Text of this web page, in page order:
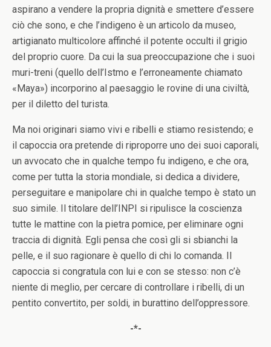
aspirano a vendere la propria dignità e smettere d’essere
ciò che sono, e che l’indigeno è un articolo da museo,
artigianato multicolore affinché il potente occulti il grigio
del proprio cuore. Da cui la sua preoccupazione che i suoi
muri-treni (quello dell’Istmo e l’erroneamente chiamato
«Maya») incorporino al paesaggio le rovine di una civiltà,
per il diletto del turista.
Ma noi originari siamo vivi e ribelli e stiamo resistendo; e
il capoccia ora pretende di riproporre uno dei suoi caporali,
un avvocato che in qualche tempo fu indigeno, e che ora,
come per tutta la storia mondiale, si dedica a dividere,
perseguitare e manipolare chi in qualche tempo è stato un
suo simile. Il titolare dell’INPI si ripulisce la coscienza
tutte le mattine con la pietra pomice, per eliminare ogni
traccia di dignità. Egli pensa che così gli si sbianchi la
pelle, e il suo ragionare è quello di chi lo comanda. Il
capoccia si congratula con lui e con se stesso: non c’è
niente di meglio, per cercare di controllare i ribelli, di un
pentito convertito, per soldi, in burattino dell’oppressore.
-*-